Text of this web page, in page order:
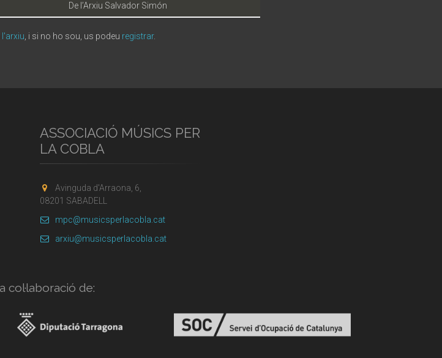
De l’Arxiu Salvador Simón
l'arxiu , i si no ho sou, us podeu registrar.
ASSOCIACIÓ MÚSICS PER
LA COBLA
Avinguda d'Arraona, 6,
08201 SABADELL
mpc@musicsperlacobla.cat
arxiu@musicsperlacobla.cat
col·laboració de: